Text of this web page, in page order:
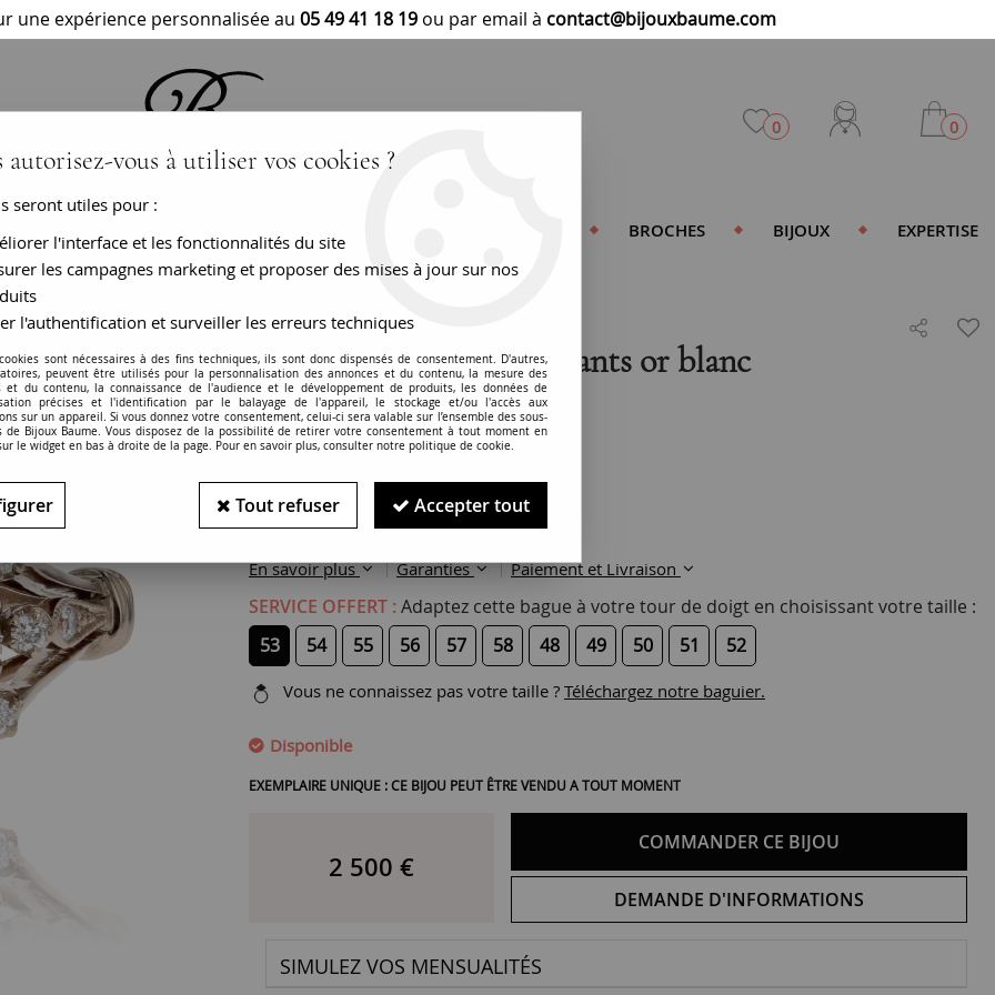
une expérience personnalisée au 05 49 41 18 19 ou par email à contact@bijouxbaume.com
0 0
BROCHES BIJOUX EXPERTISE
diamants or blanc
Bague opale ronde diamants or blanc
RÉF. : 24-121
Bague neuve
Opale : 1,04 carat
Diamant : 0,14 carat
En savoir plus
Garanties Paiement et Livraison
SERVICE OFFERT : Adaptez cette bague à votre tour de doigt en choisissant votre taille :
53
54 55 56 57 58 48 49 50 51 52
Vous ne connaissez pas votre taille ? Téléchargez notre baguier.
Disponible
EXEMPLAIRE UNIQUE : CE BIJOU PEUT ÊTRE VENDU A TOUT MOMENT
2 500 €
COMMANDER CE BIJOU
DEMANDE D'INFORMATIONS
SIMULEZ VOS MENSUALITÉS
autorisez-vous à utiliser vos cookies ?
seront utiles pour :
l'interface et les fonctionnalités du site
les campagnes marketing et proposer des mises à jour sur nos
l'authentification et surveiller les erreurs techniques
sont nécessaires à des fins techniques, ils sont donc dispensés de consentement. D'autres,
peuvent être utilisés pour la personnalisation des annonces et du contenu, la mesure des
et du contenu, la connaissance de l'audience et le développement de produits, les données de
précises et l'identification par le balayage de l'appareil, le stockage et/ou l'accès aux
sur un appareil. Si vous donnez votre consentement, celui-ci sera valable sur l’ensemble des sous-
de Bijoux Baume. Vous disposez de la possibilité de retirer votre consentement à tout moment en
le widget en bas à droite de la page. Pour en savoir plus, consulter notre politique de cookie.
Tout refuser Accepter tout